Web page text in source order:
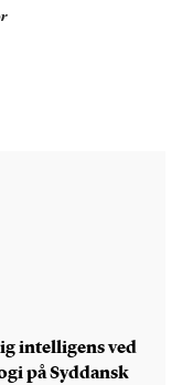
intelligens ved
på Syddansk